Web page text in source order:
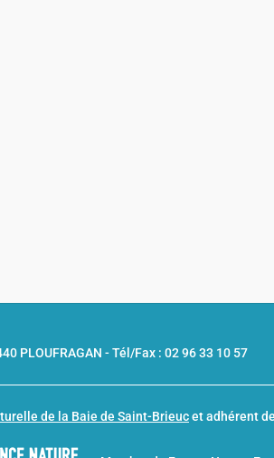
PLOUFRAGAN -Tél/Fax : 02 96 33 10 57
de la Baie de Saint-Brieucet adhérent